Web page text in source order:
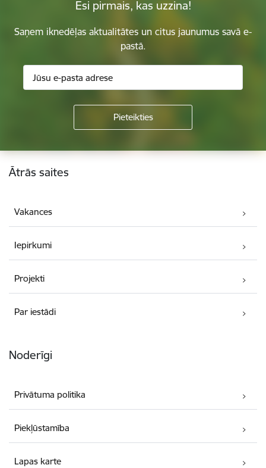
Esi pirmais, kas uzzina!
Saņem iknedēļas aktualitātes un citus jaunumus savā e-
pastā.
Kājene
Ātrās saites
Vakances
Iepirkumi
Projekti
Par iestādi
Noderīgi
Privātuma politika
Piekļūstamība
Lapas karte